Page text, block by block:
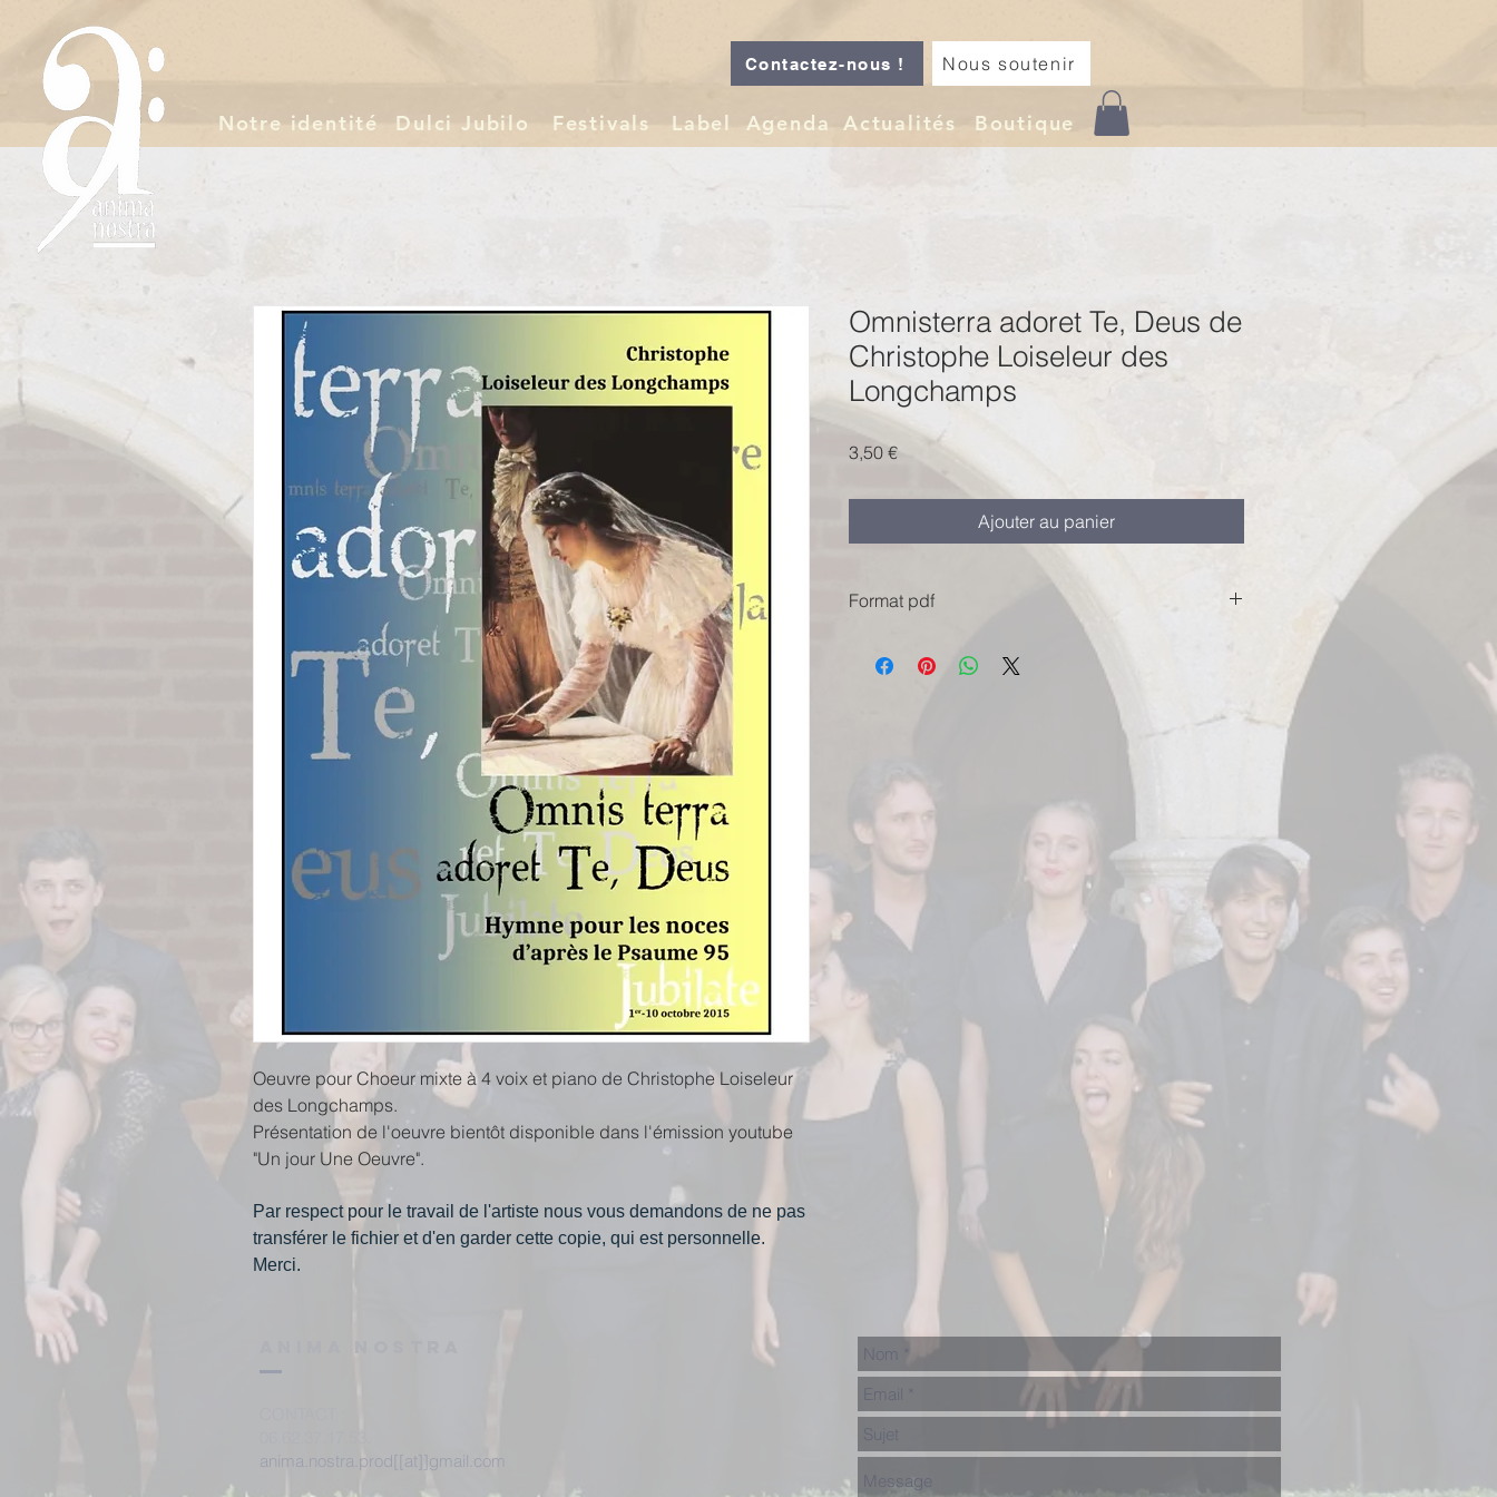
Contactez-nous ! Nous soutenir
Notre identité Dulci Jubilo Festivals Label Agenda Actualités Boutique
Oeuvre pour Choeur mixte à 4 voix et piano de Christophe Loiseleur
des Longchamps.
Présentation de l'oeuvre bientôt disponible dans l'émission youtube
"Un jour Une Oeuvre".
Par respect pour le travail de l'artiste nous vous demandons de ne pas
transférer le fichier et d'en garder cette copie, qui est personnelle.
Merci.
Omnisterra adoret Te, Deus de
Christophe Loiseleur des
Longchamps
3,50 €Prix
Ajouter au panier
Format pdf
Par respect pour le travail de l'artiste nous vous
demandons de ne pas transférer le fichier et d'en
garder cette copie, qui est personnelle. Merci.
anima.nostra.prod[[at]]gmail.com